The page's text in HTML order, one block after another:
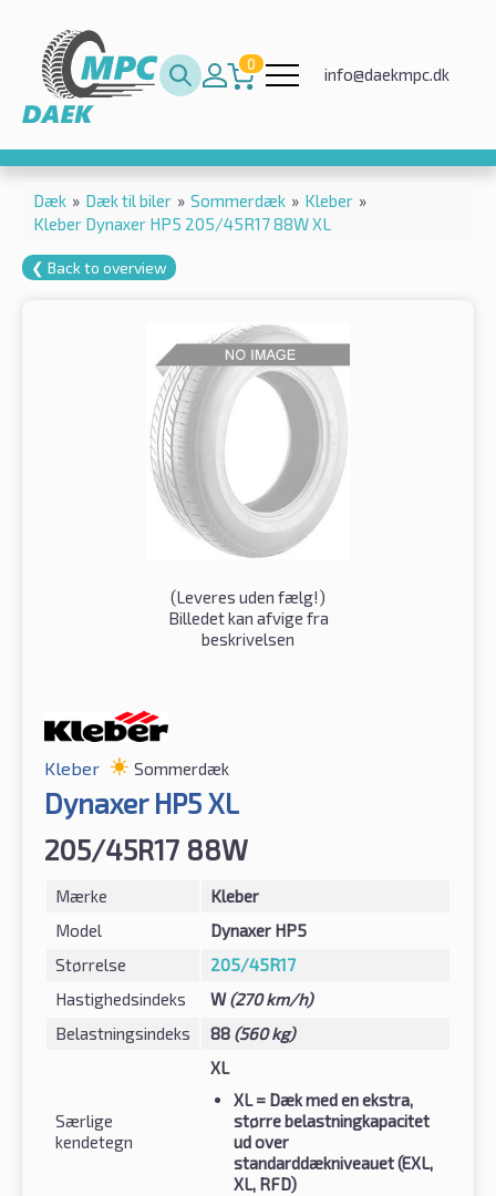
0
info@daekmpc.dk
Dæk » Dæk til biler » Sommerdæk » Kleber »
Kleber Dynaxer HP5 205/45R17 88W XL
❮ Back to overview
(Leveres uden fælg!)
Billedet kan afvige fra
beskrivelsen
Kleber Sommerdæk
Dynaxer HP5 XL
205/45R17 88W
Mærke
Kleber
Model
Dynaxer HP5
Størrelse
205/45R17
Hastighedsindeks
W(270 km/h)
Belastningsindeks
88 (560 kg)
Særlige
kendetegn
XL
XL= Dæk med en ekstra,
større belastningkapacitet
ud over
standarddækniveauet (EXL,
XL, RFD)